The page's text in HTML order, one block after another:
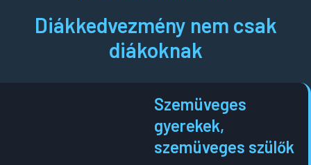
Diákkedvezmény nem csak
diákoknak
Szemüveges
gyerekek,
szemüveges szülők